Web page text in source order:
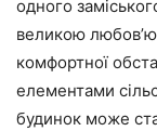
одного
великою
комфортної
елементами
будинок може